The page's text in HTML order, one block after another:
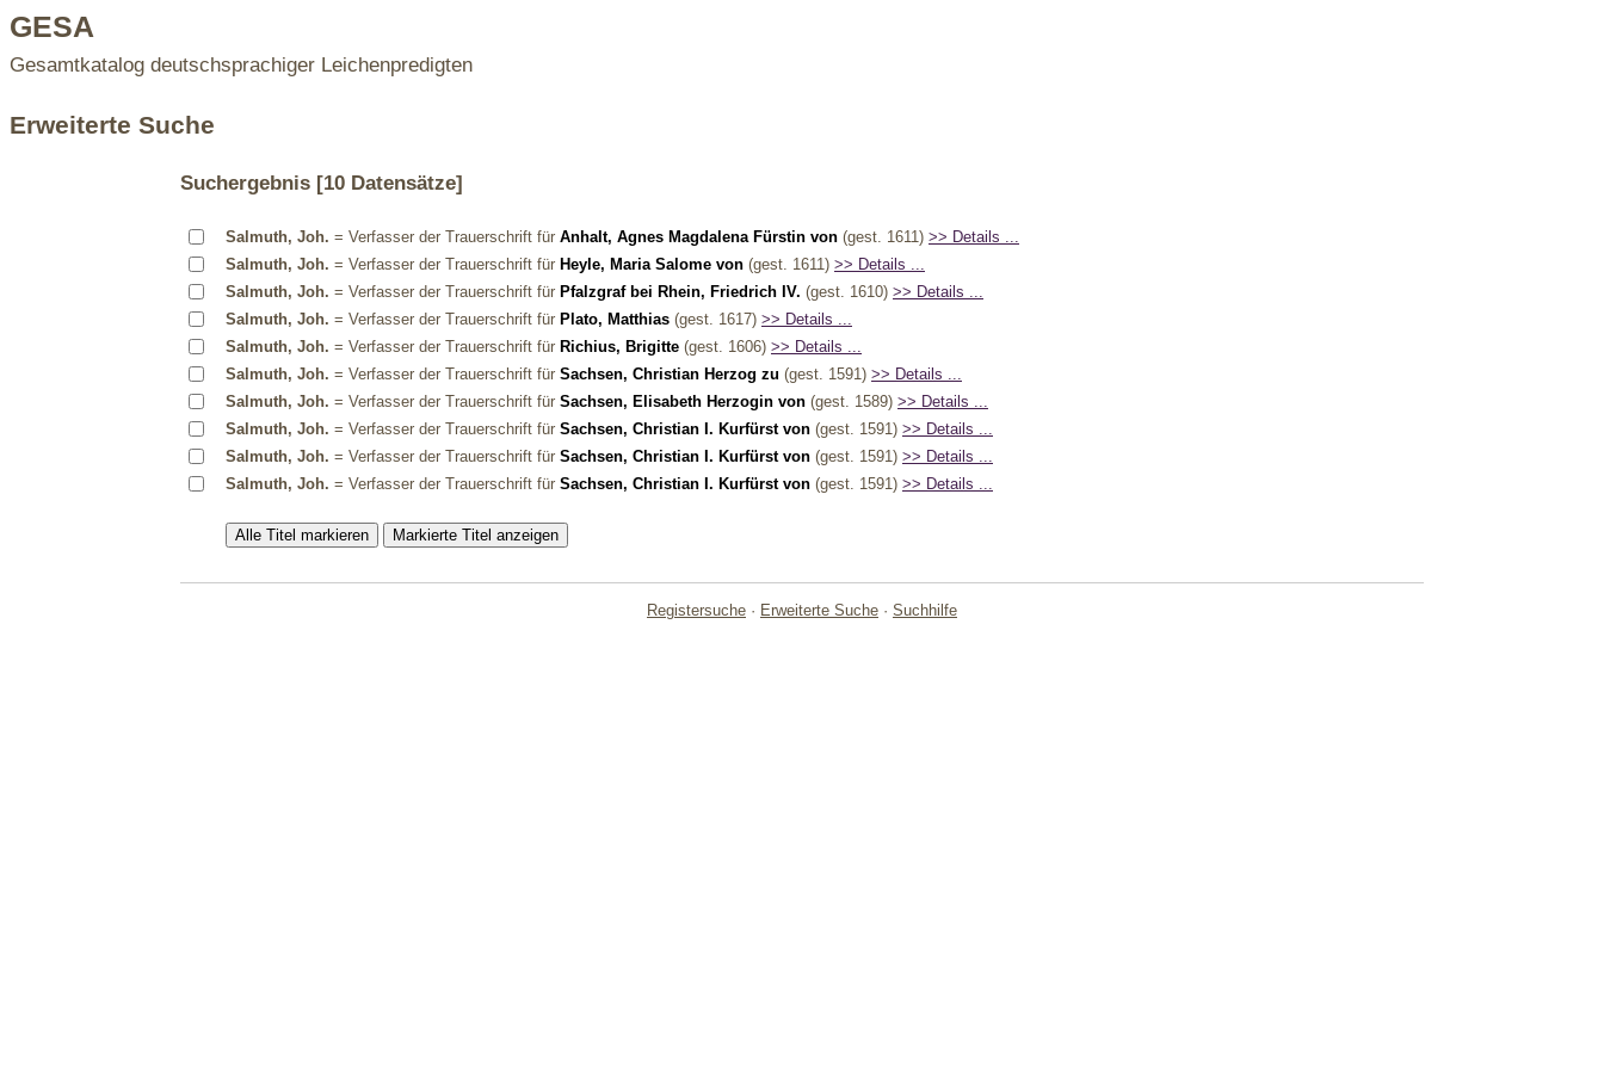
GESA
Gesamtkatalog deutschsprachiger Leichenpredigten
Erweiterte Suche
Suchergebnis [10 Datensätze]
Salmuth, Joh. = Verfasser der Trauerschrift für Anhalt, Agnes Magdalena Fürstin von (gest. 1611) >> Details ...
Salmuth, Joh. = Verfasser der Trauerschrift für Heyle, Maria Salome von (gest. 1611) >> Details ...
Salmuth, Joh. = Verfasser der Trauerschrift für Pfalzgraf bei Rhein, Friedrich IV. (gest. 1610) >> Details ...
Salmuth, Joh. = Verfasser der Trauerschrift für Plato, Matthias (gest. 1617) >> Details ...
Salmuth, Joh. = Verfasser der Trauerschrift für Richius, Brigitte (gest. 1606) >> Details ...
Salmuth, Joh. = Verfasser der Trauerschrift für Sachsen, Christian Herzog zu (gest. 1591) >> Details ...
Salmuth, Joh. = Verfasser der Trauerschrift für Sachsen, Elisabeth Herzogin von (gest. 1589) >> Details ...
Salmuth, Joh. = Verfasser der Trauerschrift für Sachsen, Christian I. Kurfürst von (gest. 1591) >> Details ...
Salmuth, Joh. = Verfasser der Trauerschrift für Sachsen, Christian I. Kurfürst von (gest. 1591) >> Details ...
Salmuth, Joh. = Verfasser der Trauerschrift für Sachsen, Christian I. Kurfürst von (gest. 1591) >> Details ...
Registersuche · Erweiterte Suche · Suchhilfe